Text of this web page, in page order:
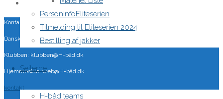
PersonInfoEliteserien
Tilmelding til Eliteserien 2024
Bestilling af jakker
Sejlerne
H-båd teams
H-Båds Danmarksmesterskab Egå Sejlklub
Kontakt
Danske H-bådssejlere
Klubben: klubben@H-båd.dk
Hjemmeside: web@H-båd.dk
kontakt